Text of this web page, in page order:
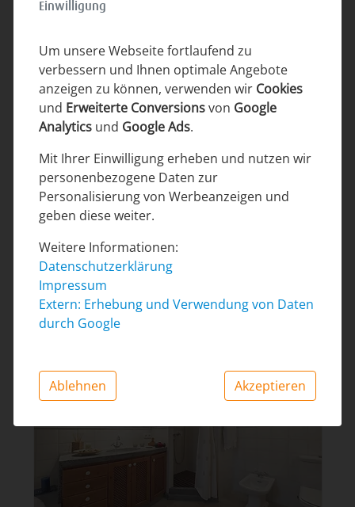
Bild 11 Der große Einbauschrank bietet
genügend Platz für die ganze
Urlaubsgarderobe. Wie auf Mallorca üblich
luftdurchlässigen Türen. Ein Babybett
findet hier gut Platz und kann
hinzugestellt werden.
Einwilligung
Um unsere Webseite fortlaufend zu
verbessern und Ihnen optimale Angebote
anzeigen zu können, verwenden wir Cookies
und Erweiterte Conversionsvon Google
Analytics und Google Ads.
Mit Ihrer Einwilligung erheben und nutzen wir
personenbezogene Daten zur
Personalisierung von Werbeanzeigen und
geben diese weiter.
Weitere Informationen:
Datenschutzerklärung
Impressum
Extern: Erhebung und Verwendung von Daten
durch Google
Ablehnen Akzeptieren